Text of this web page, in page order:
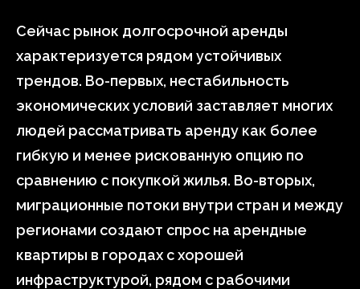
Сейчас рынок долгосрочной аренды
характеризуется рядом устойчивых
трендов. Во-первых, нестабильность
экономических условий заставляет многих
людей рассматривать аренду как более
гибкую и менее рискованную опцию по
сравнению с покупкой жилья. Во-вторых,
миграционные потоки внутри стран и между
регионами создают спрос на арендные
квартиры в городах с хорошей
инфраструктурой, рядом с рабочими